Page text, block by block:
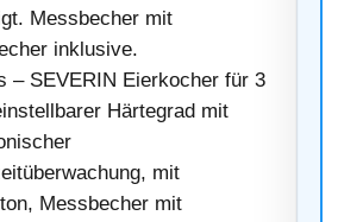
Messbecher mit
inklusive.
– SEVERIN Eierkocher für 3
Härtegrad mit
mit
Messbecher mit